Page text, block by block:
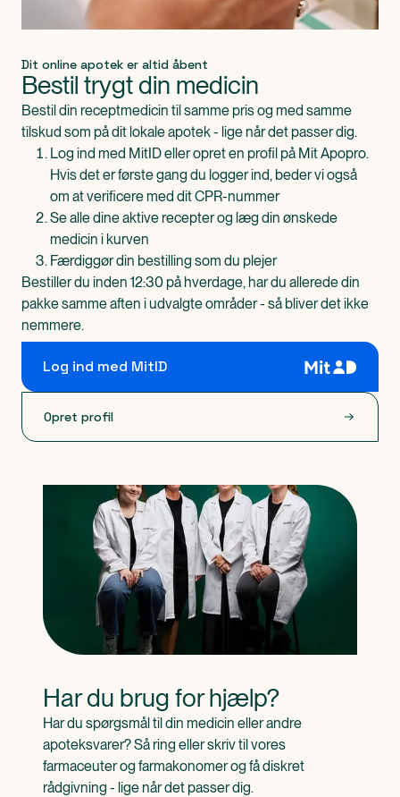
Dit online apotek er altid åbent
Bestil trygt din medicin
Bestil din receptmedicin til samme pris og med samme
tilskud som på dit lokale apotek - lige når det passer dig.
Log ind med MitID eller opret en profil på Mit Apopro.
Hvis det er første gang du logger ind, beder vi også
om at verificere med dit CPR-nummer
Se alle dine aktive recepter og læg din ønskede
medicin i kurven
Færdiggør din bestilling som du plejer
Bestiller du inden 12:30 på hverdage, har du allerede din
pakke samme aften i udvalgte områder - så bliver det ikke
nemmere.
Log ind med MitID
Opret profil
Har du brug for hjælp?
Har du spørgsmål til din medicin eller andre
apoteksvarer? Så ring eller skriv til vores
farmaceuter og farmakonomer og få diskret
rådgivning - lige når det passer dig.